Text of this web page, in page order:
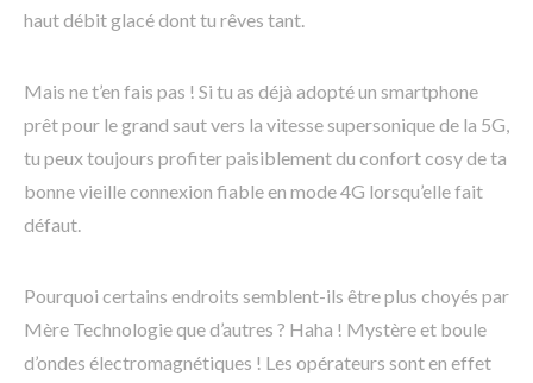
haut débit glacé dont tu rêves tant.
Mais ne t’en fais pas ! Si tu as déjà adopté un smartphone
prêt pour le grand saut vers la vitesse supersonique de la 5G,
tu peux toujours profiter paisiblement du confort cosy de ta
bonne vieille connexion fiable en mode 4G lorsqu’elle fait
défaut.
Pourquoi certains endroits semblent-ils être plus choyés par
Mère Technologie que d’autres ? Haha ! Mystère et boule
d’ondes électromagnétiques ! Les opérateurs sont en effet